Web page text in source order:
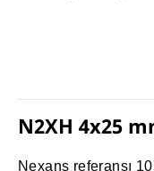
N2XH 4x25
Nexans referansı